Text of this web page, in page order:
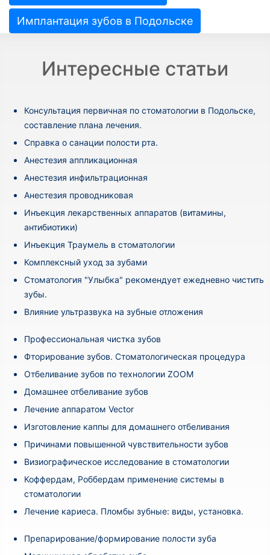
Имплантация зубов в Подольске
Интересные статьи
Консультация первичная по стоматологии в Подольске,
составление плана лечения.
Cправка о санации полости рта.
Анестезия аппликационная
Анестезия инфильтрационная
Анестезия проводниковая
Инъекция лекарственных аппаратов (витамины,
антибиотики)
Инъекция Траумель в стоматологии
Комплексный уход за зубами
Стоматология "Улыбка" рекомендует ежедневно чистить
зубы.
Влияние ультразвука на зубные отложения
Профессиональная чистка зубов
Фторирование зубов. Стоматологическая процедура
Отбеливание зубов по технологии ZOOM
Домашнее отбеливание зубов
Лечение аппаратом Vector
Изготовление каппы для домашнего отбеливания
Причинами повышенной чувствительности зубов
Визиографическое исследование в стоматологии
Коффердам, Роббердам применение системы в
стоматологии
Лечение кариеса. Пломбы зубные: виды, установка.
Препарирование/формирование полости зуба